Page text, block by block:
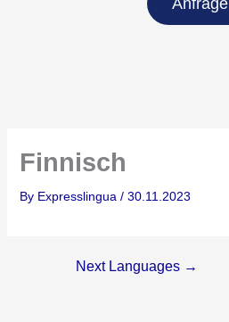
Finnisch
By Expresslingua / 30.11.2023
Next Languages →